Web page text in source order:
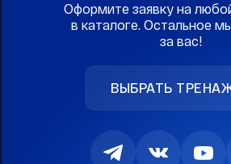
Оформите заявку на
в каталоге. Остальное
за вас!
ВЫБРАТЬ